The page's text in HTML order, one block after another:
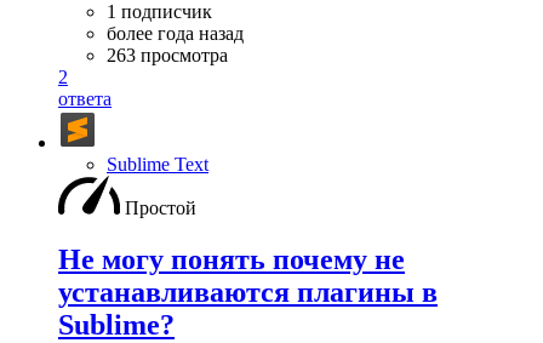
1 подписчик
более года назад
263 просмотра
2
ответа
Sublime Text
Простой
Не могу понять почему не
устанавливаются плагины в
Sublime?